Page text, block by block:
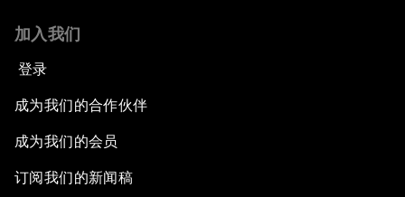
加入我们
登录
成为我们的合作伙伴
成为我们的会员
订阅我们的新闻稿